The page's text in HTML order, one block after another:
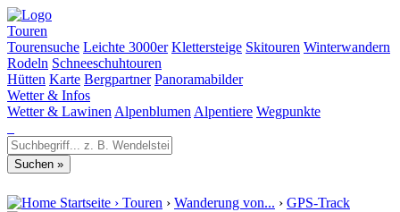
Touren
Tourensuche Leichte 3000er Klettersteige Skitouren Winterwandern
Rodeln Schneeschuhtouren
Hütten Karte Bergpartner Panoramabilder
Wetter & Infos
Wetter & Lawinen Alpenblumen Alpentiere Wegpunkte
Startseite › Touren › Wanderung von... › GPS-Track